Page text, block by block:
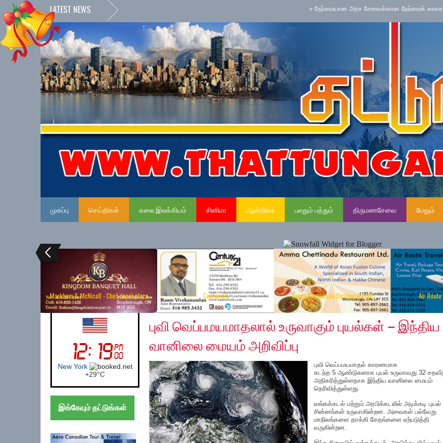
LATEST NEWS நேர்மையான அரச சேவைக்கான நேர்மைக் கலாசாரம் தேசிய
முகப்பு செய்திகள் கலை இலக்கியம் சினிமா ஆன்மிகம் பலதும் பத்தும் திருமணசேவை மேலும்
Markham & McNicoll - Chef depot plaza Century21 Amma Chettinadu Restaurant Ltd Air
UK (London)
London
+28°C
இங்கேயும் தட்டுங்கள்
Wednesday, November 13, 2019
புவி வெப்பமயமாதலால் உருவாகும் புயல்கள் – இந்திய
வானிலை மையம் அறிவிப்பு
புவி வெப்பமயமாதல் காரணமாக
கடந்த 5 ஆண்டுகளாக புயல் உருவாவது 32
அதிகரித்துள்ளதாக இந்திய வானிலை மையம்
தெரிவித்துள்ளது.
வங்கக்கடல் மற்றும் அரபிக்கடலில் அடிக்கடி புயல்
சின்னங்கள் உருவாகின்றன. அவைகள் பல்வேறு
மாநிலங்களை தாக்கி சேதங்களை ஏற்படுத்தி
வருகின்றன.